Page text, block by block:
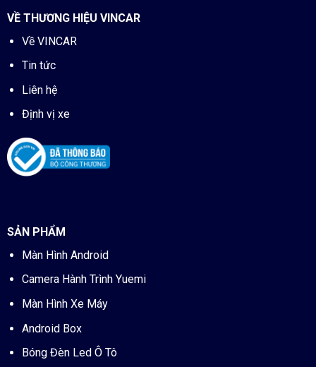
VỀ THƯƠNG HIỆU VINCAR
Về VINCAR
Tin tức
Liên hệ
Định vị xe
SẢN PHẨM
Màn Hình Android
Camera Hành Trình Yuemi
Màn Hình Xe Máy
Android Box
Bóng Đèn Led Ô Tô